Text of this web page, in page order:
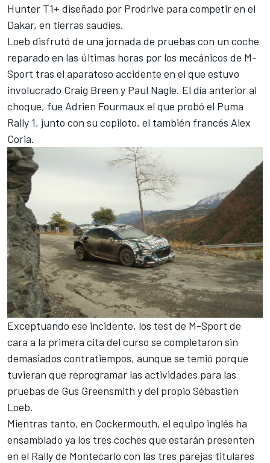
Hunter T1+ diseñado por Prodrive para competir en el
Dakar, en tierras saudíes.
Loeb disfrutó de una jornada de pruebas con un coche
reparado en las últimas horas por los mecánicos de M-
Sport tras el aparatoso accidente en el que estuvo
involucrado Craig Breen y Paul Nagle. El día anterior al
choque, fue Adrien Fourmaux el que probó el Puma
Rally 1, junto con su copiloto, el también francés Alex
Coria.
Exceptuando ese incidente, los test de M-Sport de
cara a la primera cita del curso se completaron sin
demasiados contratiempos, aunque se temió porque
tuvieran que reprogramar las actividades para las
pruebas de Gus Greensmith y del propio Sébastien
Loeb.
Mientras tanto, en Cockermouth, el equipo inglés ha
ensamblado ya los tres coches que estarán presenten
en el Rally de Montecarlo con las tres parejas titulares